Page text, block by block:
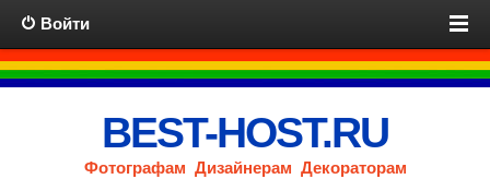
Войти
BEST-HOST.RU
Фотографам Дизайнерам Декораторам